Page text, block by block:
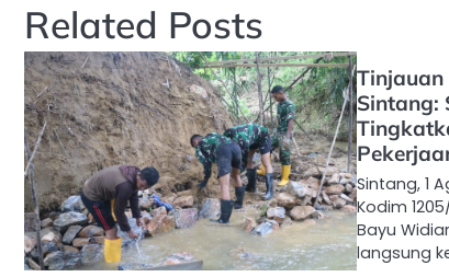
Related Posts
Sintang:
Sintang, 1
Kodim
Bayu
langsung